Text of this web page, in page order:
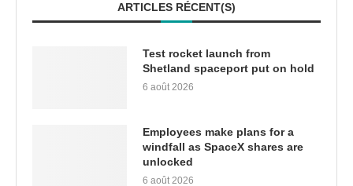
ARTICLES RÉCENT(S)
Test rocket launch from
Shetland spaceport put on hold
6 août 2026
Employees make plans for a
windfall as SpaceX shares are
unlocked
6 août 2026